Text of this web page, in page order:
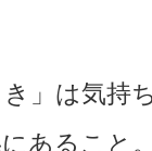
き」は気持
あること